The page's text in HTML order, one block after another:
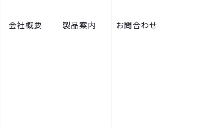
会社概要 製品案内 お問合わせ